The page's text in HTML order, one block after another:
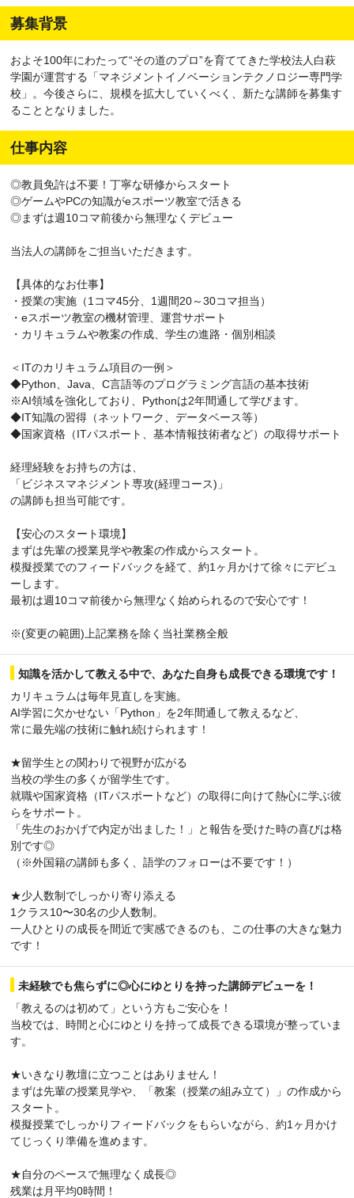
募集背景
およそ100年にわたって“その道のプロ”を育ててきた学校法人白萩
学園が運営する「マネジメントイノベーションテクノロジー専門学
校」。今後さらに、規模を拡大していくべく、新たな講師を募集す
ることとなりました。
仕事内容
◎教員免許は不要！丁寧な研修からスタート
◎ゲームやPCの知識がeスポーツ教室で活きる
◎まずは週10コマ前後から無理なくデビュー
当法人の講師をご担当いただきます。
【具体的なお仕事】
・授業の実施（1コマ45分、1週間20～30コマ担当）
・eスポーツ教室の機材管理、運営サポート
・カリキュラムや教案の作成、学生の進路・個別相談
＜ITのカリキュラム項目の一例＞
◆Python、Java、C言語等のプログラミング言語の基本技術
※AI領域を強化しており、Pythonは2年間通して学びます。
◆IT知識の習得（ネットワーク、データベース等）
◆国家資格（ITパスポート、基本情報技術者など）の取得サポート
経理経験をお持ちの方は、
「ビジネスマネジメント専攻(経理コース)」
の講師も担当可能です。
【安心のスタート環境】
まずは先輩の授業見学や教案の作成からスタート。
模擬授業でのフィードバックを経て、約1ヶ月かけて徐々にデビュ
ーします。
最初は週10コマ前後から無理なく始められるので安心です！
※(変更の範囲)上記業務を除く当社業務全般
知識を活かして教える中で、あなた自身も成長できる環境です！
カリキュラムは毎年見直しを実施。
AI学習に欠かせない「Python」を2年間通して教えるなど、
常に最先端の技術に触れ続けられます！
★留学生との関わりで視野が広がる
当校の学生の多くが留学生です。
就職や国家資格（ITパスポートなど）の取得に向けて熱心に学ぶ彼
らをサポート。
「先生のおかげで内定が出ました！」と報告を受けた時の喜びは格
別です◎
（※外国籍の講師も多く、語学のフォローは不要です！）
★少人数制でしっかり寄り添える
1クラス10〜30名の少人数制。
一人ひとりの成長を間近で実感できるのも、この仕事の大きな魅力
です！
未経験でも焦らずに◎心にゆとりを持った講師デビューを！
「教えるのは初めて」という方もご安心を！
当校では、時間と心にゆとりを持って成長できる環境が整っていま
す。
★いきなり教壇に立つことはありません！
まずは先輩の授業見学や、「教案（授業の組み立て）」の作成から
スタート。
模擬授業でしっかりフィードバックをもらいながら、約1ヶ月かけ
てじっくり準備を進めます。
★自分のペースで無理なく成長◎
残業は月平均0時間！